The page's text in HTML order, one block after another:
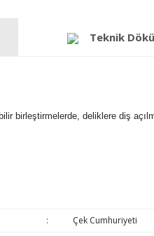
Teknik
birleştirmelerde, deliklere diş
:
Çek Cumhuriyeti